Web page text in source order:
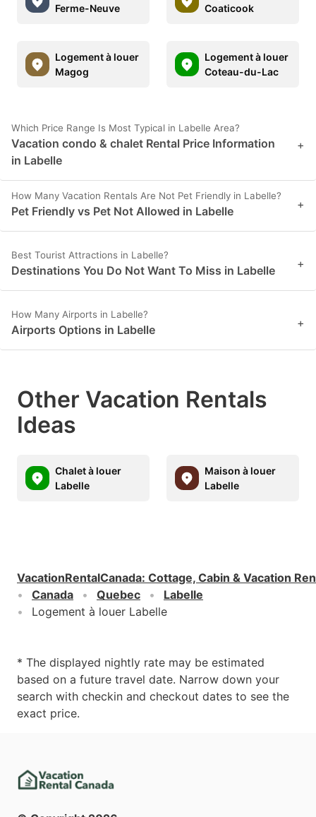
Ferme-Neuve
Coaticook
Logement à louer
Magog
Logement à louer
Coteau-du-Lac
Which Price Range Is Most Typical in Labelle Area?
Vacation condo & chalet Rental Price Information
in Labelle
+
How Many Vacation Rentals Are Not Pet Friendly in Labelle?
Pet Friendly vs Pet Not Allowed in Labelle +
Best Tourist Attractions in Labelle?
Destinations You Do Not Want To Miss in Labelle +
How Many Airports in Labelle?
Airports Options in Labelle +
Other Vacation Rentals
Ideas
Chalet à louer
Labelle
Maison à louer
Labelle
VacationRentalCanada: Cottage, Cabin & Vacation
Canada
Quebec
Labelle
Logement à louer Labelle
* The displayed nightly rate may be estimated
based on a future travel date. Narrow down your
search with checkin and checkout dates to see the
exact price.